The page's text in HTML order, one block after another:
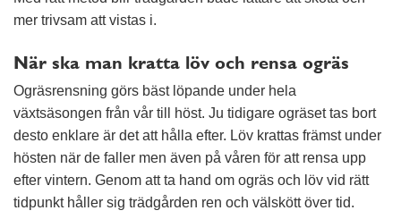
mer trivsam att vistas i.
När ska man kratta löv och rensa ogräs
Ogräsrensning görs bäst löpande under hela
växtsäsongen från vår till höst. Ju tidigare ogräset tas bort
desto enklare är det att hålla efter. Löv krattas främst under
hösten när de faller men även på våren för att rensa upp
efter vintern. Genom att ta hand om ogräs och löv vid rätt
tidpunkt håller sig trädgården ren och välskött över tid.